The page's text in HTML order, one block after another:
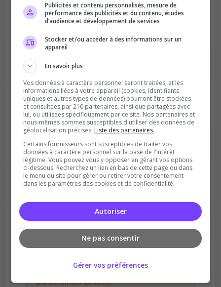
Soutient la communauté
Plus de visibilité = plus de joueurs
Récompenses possibles
Certains serveurs offrent des bonus aux
En votant, vous acceptez de nous partager
votre adresse IP à des fins d'analyse et de
vérification, conformément à notre
protection des données.
Publicités et contenu personnalisés, mesure de
performance des publicités et du contenu, études
d’audience et développement de services
Stocker et/ou accéder à des informations sur un
appareil
En savoir plus
Vos données à caractère personnel seront traitées, et les
informations liées à votre appareil (cookies, identifiants
uniques et autres types de données) pourront être stockées
et consultées par 210 partenaires, ainsi que partagées avec
lui, ou utilisées spécifiquement par ce site. Nos partenaires et
nous-mêmes sommes susceptibles d'utiliser des données de
géolocalisation précises. Liste des partenaires.
Certains fournisseurs sont susceptibles de traiter vos
données à caractère personnel sur la base de l'intérêt
légitime. Vous pouvez vous y opposer en gérant vos options
ci-dessous. Recherchez un lien en bas de cette page ou dans
le menu du site pour gérer ou retirer votre consentement
dans les paramètres des cookies et de confidentialité.
Autoriser
Ne pas consentir
Gérer vos préférences